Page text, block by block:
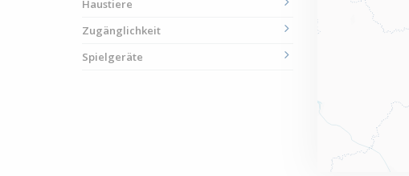
Haustiere
Zugänglichkeit
Spielgeräte